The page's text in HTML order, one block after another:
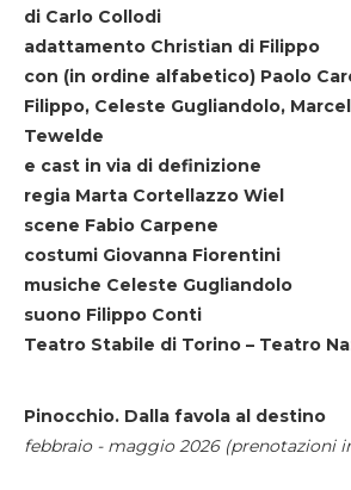
di Carlo Collodi
adattamento Christian di Filippo
con (in ordine alfabetico) Paolo
Filippo, Celeste Gugliandolo,
Tewelde
e cast in via di definizione
regia Marta Cortellazzo Wiel
scene Fabio Carpene
costumi Giovanna Fiorentini
musiche Celeste Gugliandolo
suono Filippo Conti
Teatro Stabile di Torino – Teatro
Pinocchio. Dalla favola al destino
febbraio - maggio 2026 (prenotazioni